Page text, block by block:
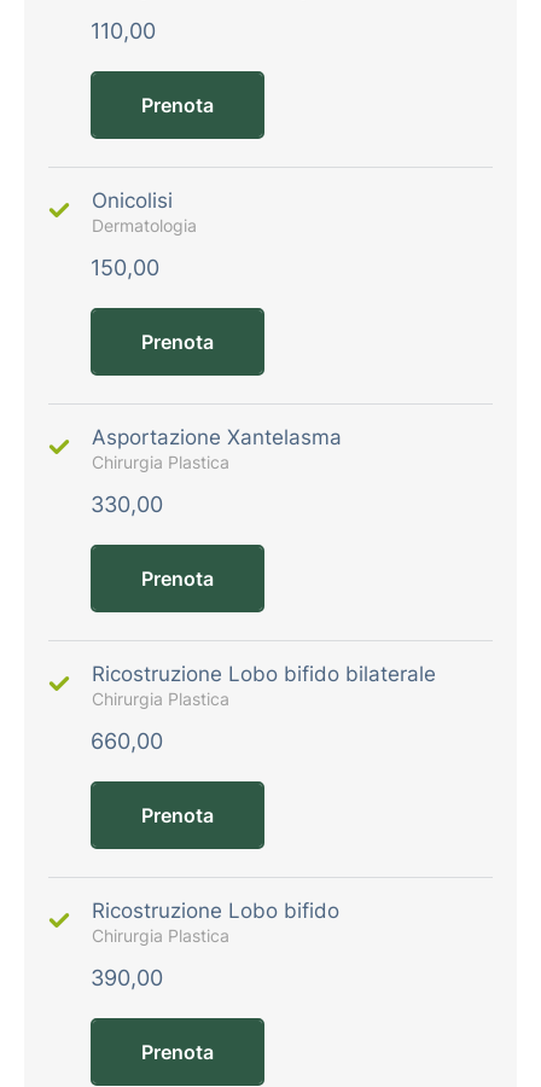
110,00
Prenota
Onicolisi
Dermatologia
150,00
Prenota
Asportazione Xantelasma
Chirurgia Plastica
330,00
Prenota
Ricostruzione Lobo bifido bilaterale
Chirurgia Plastica
660,00
Prenota
Ricostruzione Lobo bifido
Chirurgia Plastica
390,00
Prenota